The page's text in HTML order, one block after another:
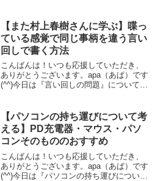
ます。毎週日曜日は日曜フリーテーマと
題して、特に細...
【また村上春樹さんに学ぶ】喋っ
ている感覚で同じ事柄を違う言い
回しで書く方法
こんばんは！いつも応援していただき、
ありがとうございます。apa（あぱ）です
(^^)今日は『言い回しの問題』について書
と思います。というか、考えてみた
ら・・・全然話が変...
【パソコンの持ち運びについて考
える】PD充電器・マウス・パソ
コンそのもののおすすめ
こんばんは！いつも応援していただき、
ありがとうございます。apa（あぱ）です
(^^)今日は『パソコンの持ち運びについて